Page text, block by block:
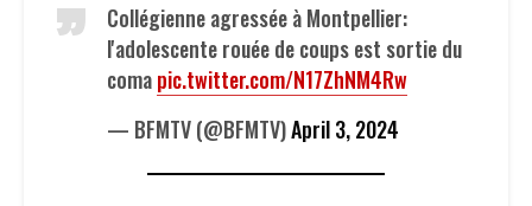
Collégienne agressée à Montpellier:
l'adolescente rouée de coups est sortie du
comapic.twitter.com/N17ZhNM4Rw
— BFMTV (@BFMTV)April 3, 2024